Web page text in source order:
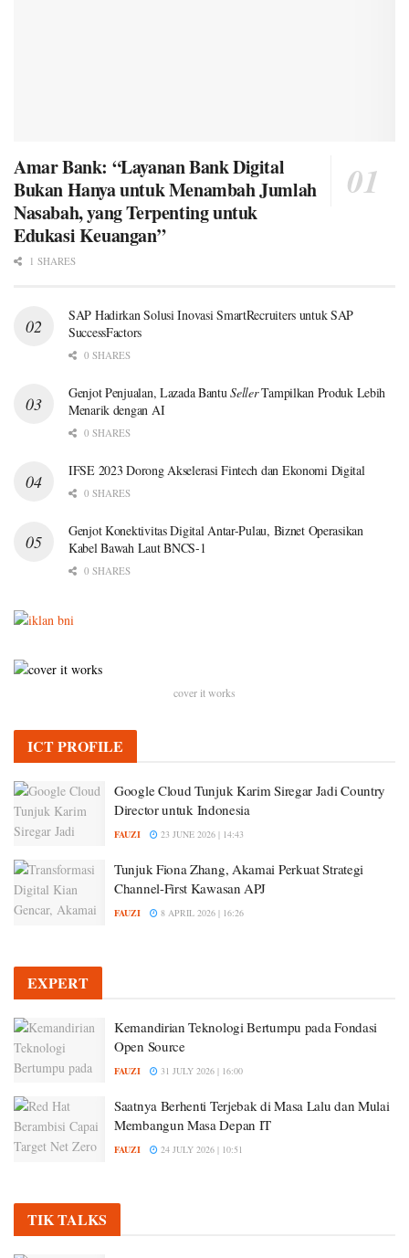
Amar Bank: “Layanan Bank Digital
Bukan Hanya untuk Menambah Jumlah
Nasabah, yang Terpenting untuk
Edukasi Keuangan”
1 SHARES
SAP Hadirkan Solusi Inovasi SmartRecruiters untuk SAP
SuccessFactors
0 SHARES
Genjot Penjualan, Lazada BantuSellerTampilkan Produk Lebih
Menarik dengan AI
0 SHARES
IFSE 2023 Dorong Akselerasi Fintech dan Ekonomi Digital
0 SHARES
Genjot Konektivitas Digital Antar-Pulau, Biznet Operasikan
Kabel Bawah Laut BNCS-1
0 SHARES
cover it works
ICT PROFILE
Google Cloud Tunjuk Karim Siregar Jadi Country
Director untuk Indonesia
FAUZI 23 JUNE 2026 | 14:43
Tunjuk Fiona Zhang, Akamai Perkuat Strategi
Channel-First Kawasan APJ
FAUZI 8 APRIL 2026 | 16:26
EXPERT
Kemandirian Teknologi Bertumpu pada Fondasi
Open Source
FAUZI 31 JULY 2026 | 16:00
Saatnya Berhenti Terjebak di Masa Lalu dan Mulai
Membangun Masa Depan IT
FAUZI 24 JULY 2026 | 10:51
TIK TALKS